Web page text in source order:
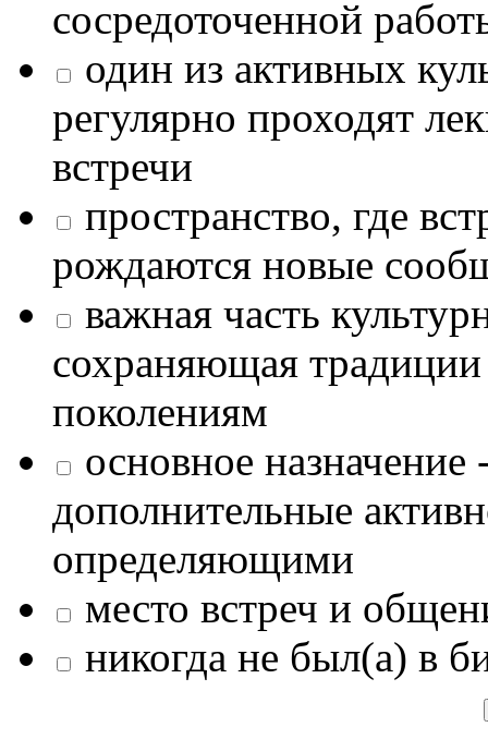
сосредоточенной
один из активных
регулярно проходят
встречи
пространство, где
рождаются новые
важная часть
сохраняющая
поколениям
основное назначение
дополнительные
определяющими
место встреч и
никогда не был(а) в